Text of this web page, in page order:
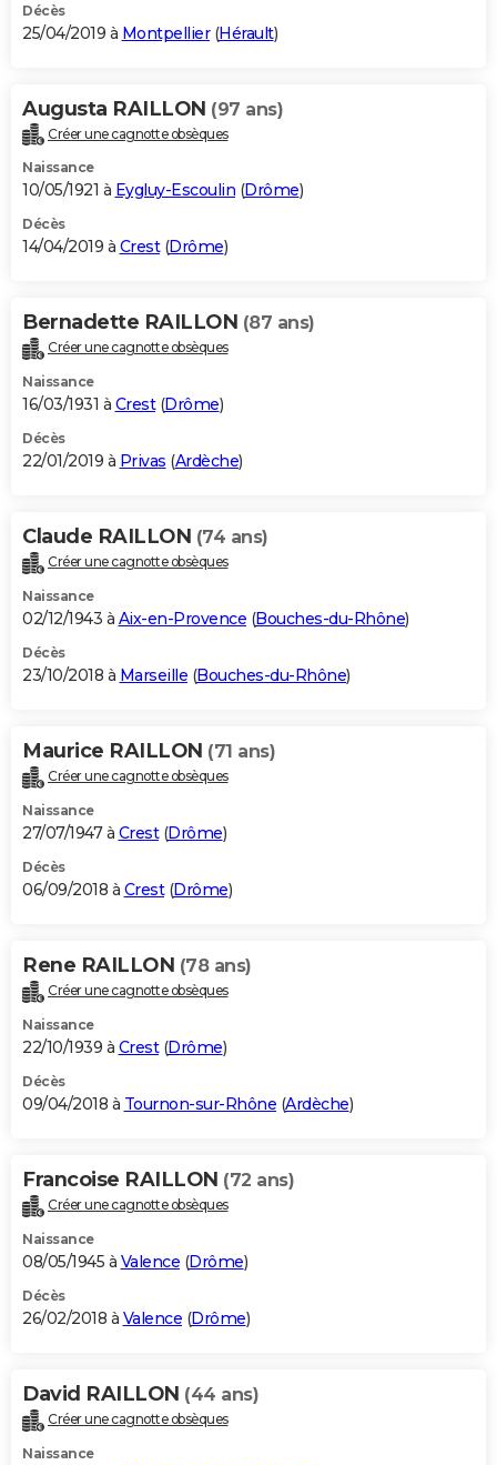
Décès
25/04/2019 à Montpellier(Hérault)
Augusta RAILLON (97 ans)
Créer une cagnotte obsèques
Naissance
10/05/1921 à Eygluy-Escoulin (Drôme)
Décès
14/04/2019 à Crest(Drôme)
Bernadette RAILLON (87 ans)
Créer une cagnotte obsèques
Naissance
16/03/1931 à Crest(Drôme)
Décès
22/01/2019 à Privas (Ardèche)
Claude RAILLON (74 ans)
Créer une cagnotte obsèques
Naissance
02/12/1943 à Aix-en-Provence (Bouches-du-Rhône)
Décès
23/10/2018 à Marseille (Bouches-du-Rhône)
Maurice RAILLON (71 ans)
Créer une cagnotte obsèques
Naissance
27/07/1947 à Crest(Drôme)
Décès
06/09/2018 à Crest(Drôme)
Rene RAILLON (78 ans)
Créer une cagnotte obsèques
Naissance
22/10/1939 à Crest(Drôme)
Décès
09/04/2018 à Tournon-sur-Rhône (Ardèche)
Francoise RAILLON (72 ans)
Créer une cagnotte obsèques
Naissance
08/05/1945 à Valence (Drôme)
Décès
26/02/2018 à Valence (Drôme)
David RAILLON (44 ans)
Créer une cagnotte obsèques
Naissance